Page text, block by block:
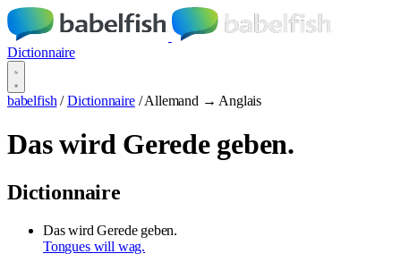
Dictionnaire
babelfish / Dictionnaire / Allemand → Anglais
Das wird Gerede geben.
Dictionnaire
Das wird Gerede geben.
Tongues will wag.